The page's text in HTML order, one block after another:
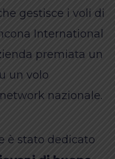
gestisce i voli di
International
premiata un
un volo
nazionale.
è stato dedicato